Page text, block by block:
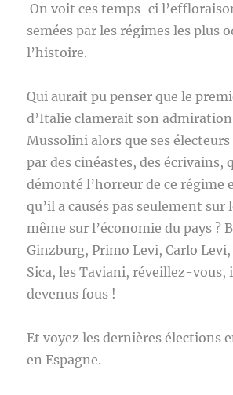
On voit ces temps-ci
semées par les régimes les plus
l’histoire.
Qui aurait pu penser que le
d’Italie clamerait son
Mussolini alors que ses
par des cinéastes, des écrivains,
démonté l’horreur de ce régime
qu’il a causés pas seulement sur
même sur l’économie du pays ?
Ginzburg, Primo Levi, Carlo
Sica, les Taviani, réveillez-vous,
devenus fous !
Et voyez les dernières élections
en Espagne.